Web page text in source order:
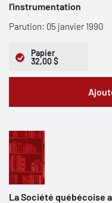
l'instrumentation
Parution: 05 janvier 1990
Papier
32,00 $
La Société québécoise